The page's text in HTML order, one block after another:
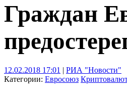
Граждан
12.02.2018 17:01 | РИА "Новости"
Категории: Евросоюз